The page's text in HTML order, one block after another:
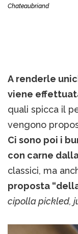
Chateaubriand
A renderle
viene
quali spicca il
vengono
Ci sono poi i
con carne
classici, ma
proposta
cipolla pickled,